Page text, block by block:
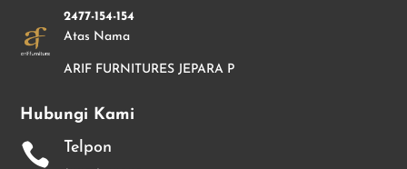
2477-154-154
Atas Nama
ARIF FURNITURES JEPARA P
Hubungi Kami
 Telpon